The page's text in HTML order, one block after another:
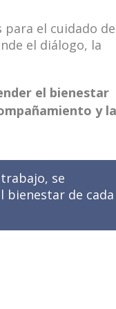
el cuidado
el diálogo, la
el bienestar
y la
se
bienestar de cada